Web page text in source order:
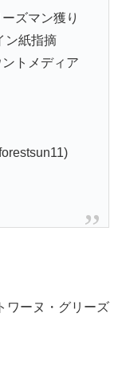
ズマン獲り
ン紙指摘
トメディア
ワーヌ・グリーズ